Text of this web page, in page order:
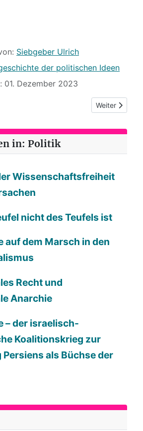
Siebgeber Ulrich
der politischen Ideen
01. Dezember 2023
(98) Lasciate Ogni SperanzaNächster
Weiter
in: Politik
Wissenschaftsfreiheit
nicht des Teufels ist
auf dem Marsch in den
Recht und
Anarchie
– der israelisch-
Koalitionskrieg zur
als Büchse der